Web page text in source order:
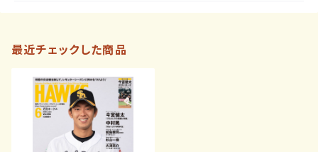
最近チェックした商品